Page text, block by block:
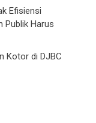
Efisiensi
Publik Harus
Kotor di DJBC